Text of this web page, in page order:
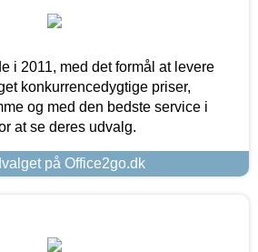
i 2011, med det formål at levere
konkurrencedygtige priser,
og med den bedste service i
at se deres udvalg.
på Office2go.dk